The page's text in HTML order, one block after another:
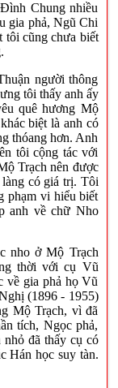
Chung nhiều
gia phả, Ngũ Chi
tôi cũng chưa biết
người thông
tôi thấy anh ấy
quê hương Mộ
biệt là anh có
thóang hơn. Anh
tôi cộng tác với
Trạch nên được
làng có giá trị. Tôi
phạm vi hiểu biết
anh về chữ Nho
nho ở Mộ Trạch
thời với cụ Vũ
về gia phả họ Vũ
(1896 - 1955)
Mộ Trạch, vì đã
tích, Ngọc phả,
đã thấy cụ có
Hán học suy tàn.